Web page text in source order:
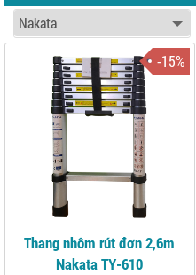
-15%
Thang nhôm rút đơn 2,6m
Nakata TY-610